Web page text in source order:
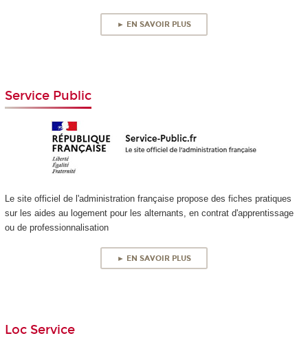
► EN SAVOIR PLUS
Service Public
Le site officiel de l'administration française propose des fiches pratiques
sur les aides au logement pour les alternants, en contrat d'apprentissage
ou de professionnalisation
► EN SAVOIR PLUS
Loc Service